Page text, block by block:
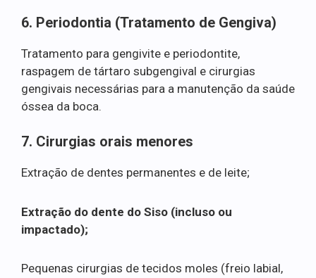
6. Periodontia (Tratamento de Gengiva)
Tratamento para gengivite e periodontite,
raspagem de tártaro subgengival e cirurgias
gengivais necessárias para a manutenção da saúde
óssea da boca.
7. Cirurgias orais menores
Extração de dentes permanentes e de leite;
Extração do dente do Siso (incluso ou
impactado);
Pequenas cirurgias de tecidos moles (freio labial,